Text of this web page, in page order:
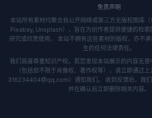
免责声明
本站所有素材均聚合自公开网络或第三方无版权图库
Pixabay, Unsplash），旨在为创作者提供便捷的检索
研究或欣赏使用。 本站不拥有这些素材的版权，亦不
生的任何法律责任。
我们高度尊重知识产权。若您发现本站展示的内容无
（包括但不限于肖像权、著作权等），请立即通过上
316234404@qq.com）通知我们。 收到反馈后，我们
并在确认后立即删除相关内容。